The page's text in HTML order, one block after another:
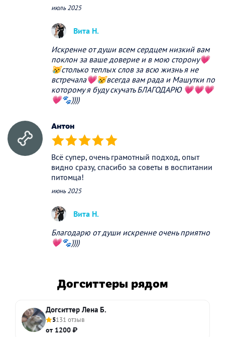
июль 2025
Вита Н.
Искренне от души всем сердцем низкий вам
поклон за ваше доверие и в мою сторону💗
😿столько теплых слов за всю жизнь я не
встречала💗😿всегда вам рада и Машутки по
которому я буду скучать БЛАГОДАРЮ 💗💗💗
💗🐾))))
Антон
(*) (*) (*) (*) (*)
Всё супер, очень грамотный подход, опыт
видно сразу, спасибо за советы в воспитании
питомца!
июнь 2025
Вита Н.
Благодарю от души искренне очень приятно
💗🐾))))
Догситтеры рядом
Догситтер Лена Б.
5131 отзыв
от 1200 ₽